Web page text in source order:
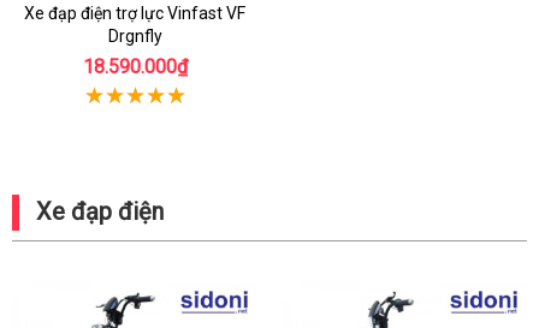
Xe đạp điện trợ lực Vinfast VF
Drgnfly
18.590.000₫
Xe đạp điện